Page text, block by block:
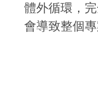
體外循環，
會導致整個專